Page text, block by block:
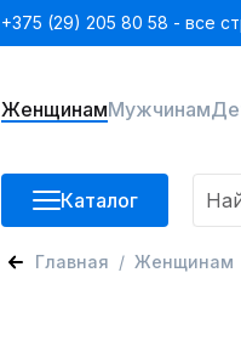
+375 (29) 205 80 58 - все
ЖенщинамМужчинам
Каталог
Главная Женщинам